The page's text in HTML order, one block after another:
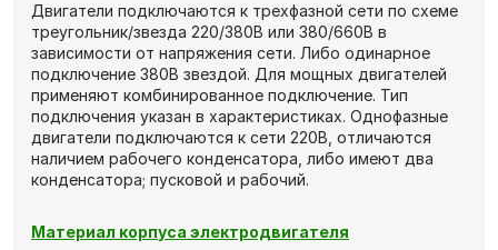
Двигатели подключаются к трехфазной сети по схеме
треугольник/звезда 220/380В или 380/660В в
зависимости от напряжения сети. Либо одинарное
подключение 380В звездой. Для мощных двигателей
применяют комбинированное подключение. Тип
подключения указан в характеристиках. Однофазные
двигатели подключаются к сети 220В, отличаются
наличием рабочего конденсатора, либо имеют два
конденсатора; пусковой и рабочий.
Материал корпуса электродвигателя